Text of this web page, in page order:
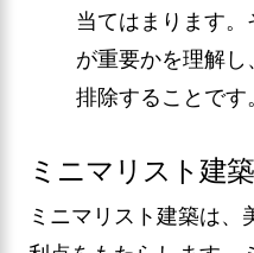
当てはまります
が重要かを理解
排除することです
ミニマリスト建
ミニマリスト建築は、